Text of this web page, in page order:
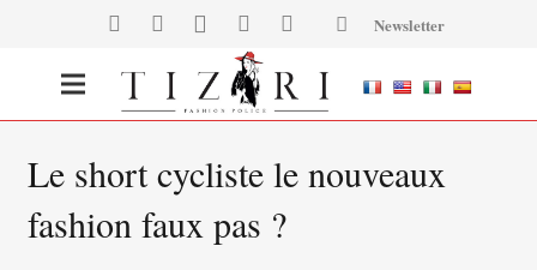
Newsletter
Le short cycliste le nouveaux
fashion faux pas ?